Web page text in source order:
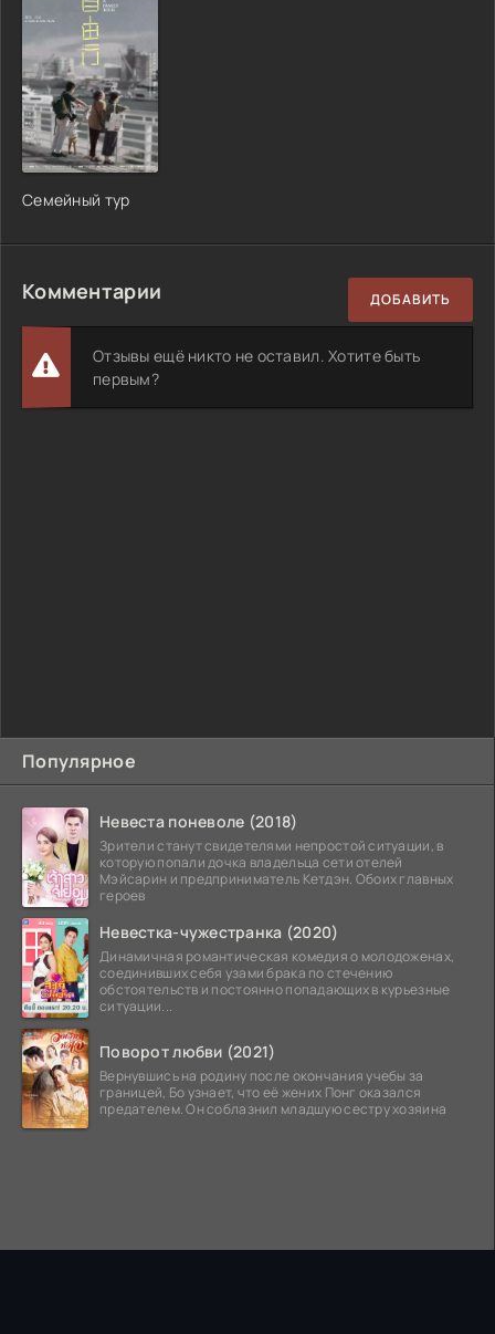
Популярное
Невеста поневоле (2018)
Зрители станут свидетелями непростой ситуации, в
которую попали дочка владельца сети отелей
Мэйсарин и предприниматель Кетдэн. Обоих главных
героев
Невестка-чужестранка (2020)
Динамичная романтическая комедия о молодоженах,
соединивших себя узами брака по стечению
обстоятельств и постоянно попадающих в курьезные
ситуации...
Поворот любви (2021)
Вернувшись на родину после окончания учебы за
границей, Бо узнает, что её жених Понг оказался
предателем. Он соблазнил младшую сестру хозяина
Семейный тур
Комментарии ДОБАВИТЬ
Отзывы ещё никто не оставил. Хотите быть
первым?